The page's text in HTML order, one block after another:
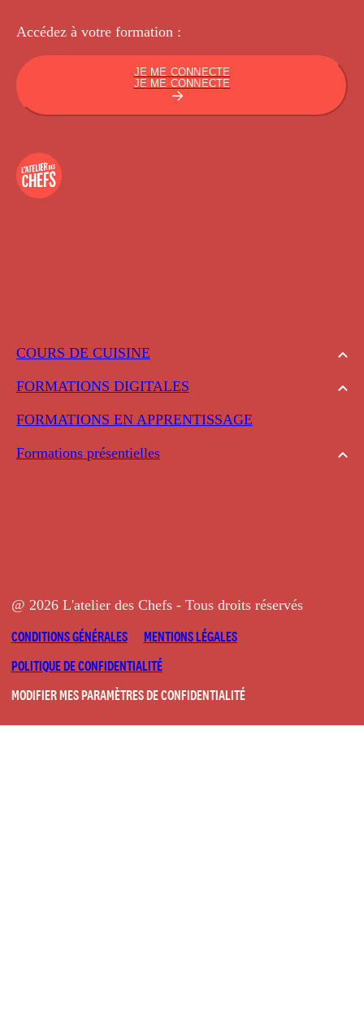
COURS DE CUISINE
FORMATIONS DIGITALES
FORMATIONS EN APPRENTISSAGE
Formations présentielles
Accédez à votre formation :
JE ME CONNECTE
JE ME CONNECTE
@ 2026 L'atelier des Chefs - Tous droits réservés
CONDITIONS GÉNÉRALES
MENTIONS LÉGALES
POLITIQUE DE CONFIDENTIALITÉ
MODIFIER MES PARAMÈTRES DE CONFIDENTIALITÉ